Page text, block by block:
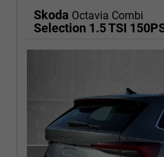
Skoda Octavia Combi
Selection 1.5 TSI